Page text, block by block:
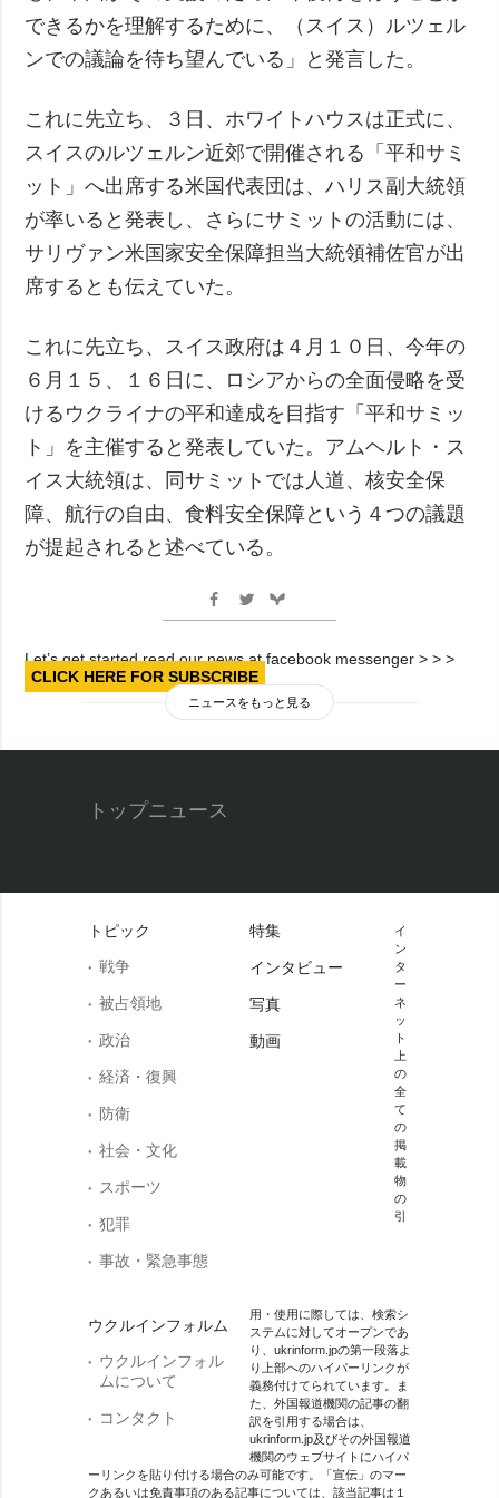
できるかを理解するために、（スイス）ルツェル
ンでの議論を待ち望んでいる」と発言した。
これに先立ち、３日、ホワイトハウスは正式に、
スイスのルツェルン近郊で開催される「平和サミ
ット」へ出席する米国代表団は、ハリス副大統領
が率いると発表し、さらにサミットの活動には、
サリヴァン米国家安全保障担当大統領補佐官が出
席するとも伝えていた。
これに先立ち、スイス政府は４月１０日、今年の
６月１５、１６日に、ロシアからの全面侵略を受
けるウクライナの平和達成を目指す「平和サミッ
ト」を主催すると発表していた。アムヘルト・ス
イス大統領は、同サミットでは人道、核安全保
障、航行の自由、食料安全保障という４つの議題
が提起されると述べている。
Let’s get started read our news at facebook messenger > > >
CLICK HERE FOR SUBSCRIBE
ニュースをもっと見る
トップニュース
トピック
戦争
被占領地
政治
経済・復興
防衛
社会・文化
スポーツ
犯罪
事故・緊急事態
ウクルインフォルム
ウクルインフォル
ムについて
コンタクト
特集
インタビュー
写真
動画
イ
ン
タ
ー
ネ
ッ
ト
上
の
全
て
の
掲
載
物
の
引
用・使用に際しては、検索シ
ステムに対してオープンであ
り、ukrinform.jpの第一段落よ
り上部へのハイパーリンクが
義務付けてられています。ま
た、外国報道機関の記事の翻
訳を引用する場合は、
ukrinform.jp及びその外国報道
機関のウェブサイトにハイパ
ーリンクを貼り付ける場合のみ可能です。「宣伝」のマー
クあるいは免責事項のある記事については、該当記事は１